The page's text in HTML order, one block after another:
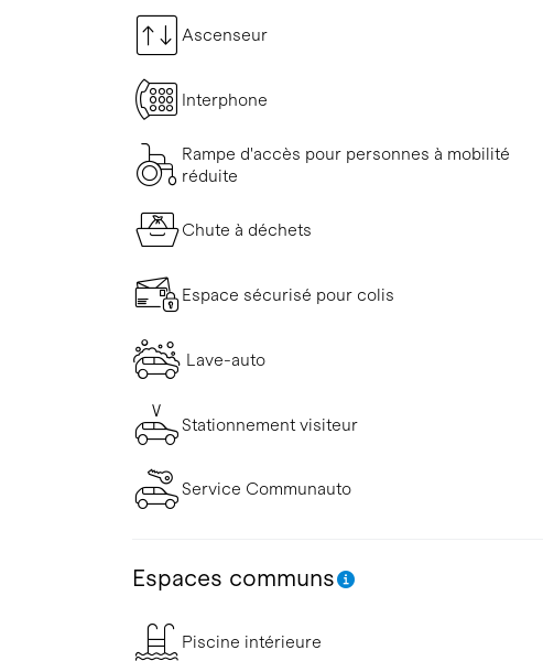
Ascenseur
Interphone
Rampe d'accès pour personnes à mobilité
réduite
Chute à déchets
Espace sécurisé pour colis
Lave-auto
Stationnement visiteur
Service Communauto
Espaces communs
Piscine intérieure